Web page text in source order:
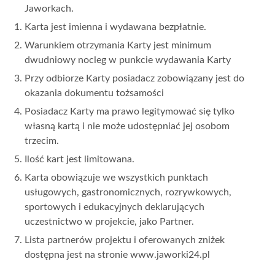
Jaworkach.
Karta jest imienna i wydawana bezpłatnie.
Warunkiem otrzymania Karty jest minimum
dwudniowy nocleg w punkcie wydawania Karty
Przy odbiorze Karty posiadacz zobowiązany jest do
okazania dokumentu tożsamości
Posiadacz Karty ma prawo legitymować się tylko
własną kartą i nie może udostępniać jej osobom
trzecim.
Ilość kart jest limitowana.
Karta obowiązuje we wszystkich punktach
usługowych, gastronomicznych, rozrywkowych,
sportowych i edukacyjnych deklarujących
uczestnictwo w projekcie, jako Partner.
Lista partnerów projektu i oferowanych zniżek
dostępna jest na stronie www.jaworki24.pl